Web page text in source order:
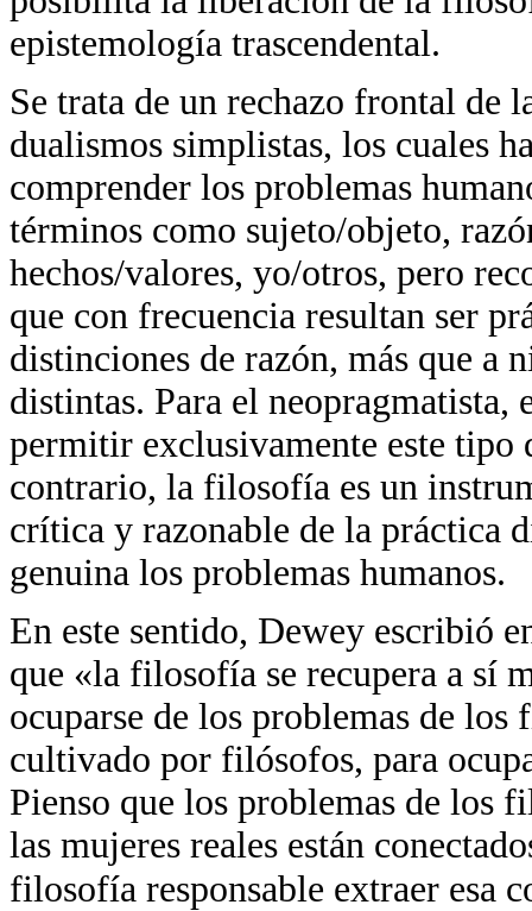
epistemología trascendental.
Se trata de un rechazo frontal de
dualismos simplistas, los cuales
comprender los problemas
términos como sujeto/objeto,
hechos/valores, yo/otros, pero
que con frecuencia resultan ser
distinciones de razón, más que a
distintas. Para el
permitir exclusivamente este tipo
contrario, la filosofía es un
crítica y razonable de la práctica
genuina los problemas humanos.
En este sentido, Dewey escribió
que «la filosofía se recupera a sí
ocuparse de los problemas de
cultivado por filósofos, para
Pienso que los problemas de los
las mujeres reales están
filosofía responsable extraer esa